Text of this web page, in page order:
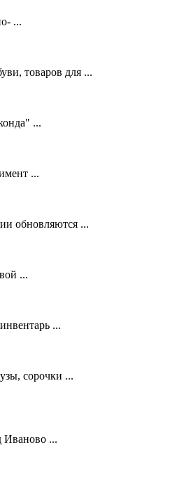
...
товаров для ...
...
...
обновляются ...
...
...
сорочки ...
Иваново ...